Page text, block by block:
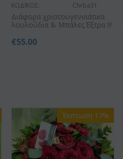
ΚΩΔΙΚΟΣ: Chrba31
Διάφορα χριστουγεννιάτικα
λουλούδια & Μπάλες.Έξτρα !!!
€55.00
Έκπτωση 17%